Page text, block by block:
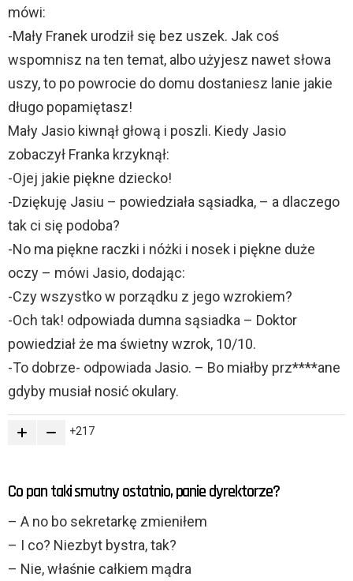
mówi:
-Mały Franek urodził się bez uszek. Jak coś
wspomnisz na ten temat, albo użyjesz nawet słowa
uszy, to po powrocie do domu dostaniesz lanie jakie
długo popamiętasz!
Mały Jasio kiwnął głową i poszli. Kiedy Jasio
zobaczył Franka krzyknął:
-Ojej jakie piękne dziecko!
-Dziękuję Jasiu – powiedziała sąsiadka, – a dlaczego
tak ci się podoba?
-No ma piękne raczki i nóżki i nosek i piękne duże
oczy – mówi Jasio, dodając:
-Czy wszystko w porządku z jego wzrokiem?
-Och tak! odpowiada dumna sąsiadka – Doktor
powiedział że ma świetny wzrok, 10/10.
-To dobrze- odpowiada Jasio. – Bo miałby prz****ane
gdyby musiał nosić okulary.
217
Co pan taki smutny ostatnio, panie dyrektorze?
– A no bo sekretarkę zmieniłem
– I co? Niezbyt bystra, tak?
– Nie, właśnie całkiem mądra